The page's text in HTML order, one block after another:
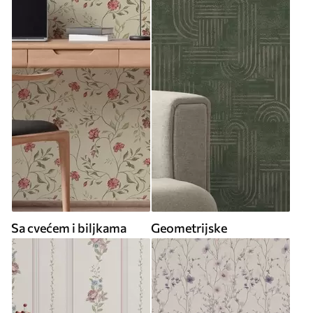
Sa cvećem i biljkama Geometrijske